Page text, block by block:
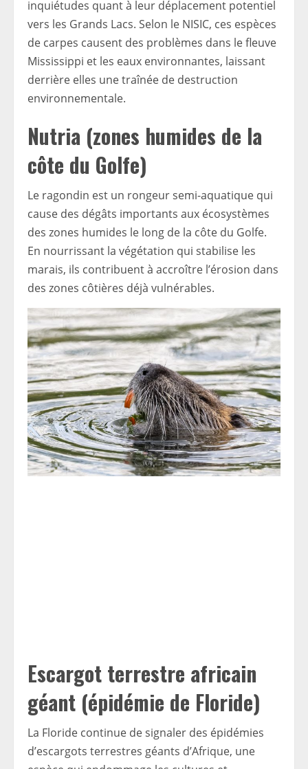
inquiétudes quant à leur déplacement potentiel
vers les Grands Lacs. Selon le NISIC, ces espèces
de carpes causent des problèmes dans le fleuve
Mississippi et les eaux environnantes, laissant
derrière elles une traînée de destruction
environnementale.
Nutria (zones humides de la
côte du Golfe)
Le ragondin est un rongeur semi-aquatique qui
cause des dégâts importants aux écosystèmes
des zones humides le long de la côte du Golfe.
En nourrissant la végétation qui stabilise les
marais, ils contribuent à accroître l’érosion dans
des zones côtières déjà vulnérables.
Escargot terrestre africain
géant (épidémie de Floride)
La Floride continue de signaler des épidémies
d’escargots terrestres géants d’Afrique, une